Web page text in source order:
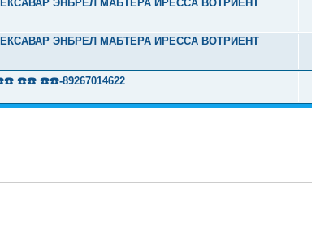
ЭНБРЕЛ МАБТЕРА ИРЕССА ВОТРИЕНТ
ЭНБРЕЛ МАБТЕРА ИРЕССА ВОТРИЕНТ
☎️☎️ ☎️☎️-89267014622